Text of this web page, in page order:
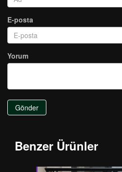
E-posta
Yorum
Gönder
Benzer Ürünler